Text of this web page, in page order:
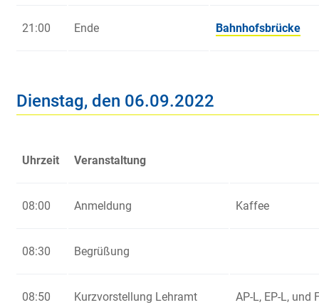
21:00 Ende Bahnhofsbrücke
Dienstag, den 06.09.2022
Uhrzeit Veranstaltung
08:00 Anmeldung Kaffee
08:30 Begrüßung
08:50 Kurzvorstellung Lehramt AP-L, EP-L, und